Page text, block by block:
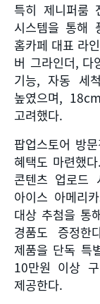
특히 제니퍼룸
시스템을 통해
홈카페 대표 라
버 그라인더, 다
기능, 자동 세
높였으며, 18cm
고려했다.
팝업스토어 방
혜택도 마련했다.
콘텐츠 업로드
아이스 아메리
대상 추첨을 통
경품도 증정한
제품을 단독 특
10만원 이상
제공한다.